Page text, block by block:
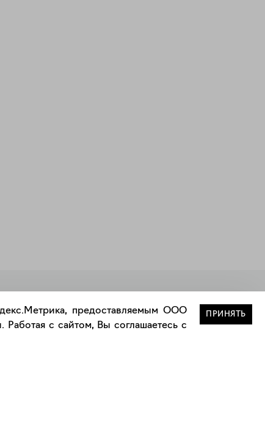
предоставляемым ООО
с сайтом, Вы соглашаетесь с
ПРИНЯТЬ